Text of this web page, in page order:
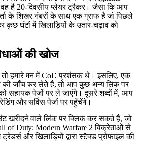
है 20-दिवसीय प्लेयर ट्रैकर। जैसा कि आप
के शिखर नंबरों के साथ एक ग्राफ है जो पिछले
हर कुछ घंटों में खिलाड़ियों के उतार-चढ़ाव को
की खोज
तो हमारे मन में CoD प्रशंसक थे। इसलिए, एक
की जाँच कर लेते हैं, तो आप कुछ अन्य लिंक पर
सहायक पेजों पर ले जाएंगे। दूसरे शब्दों में, आप
और सर्विस पेजों पर पहुँचेंगे।
खरीदने वाले लिंक पर क्लिक कर सकते हैं, जो
of Duty: Modern Warfare 2 विक्रेताओं से
और खिलाड़ियों द्वारा स्टैक्ड प्रोफाइल की